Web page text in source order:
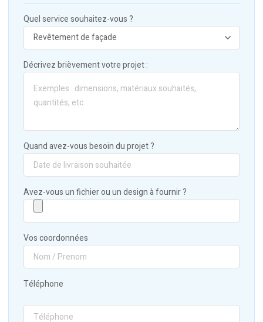
Quel service souhaitez-vous ?
Décrivez brièvement votre projet :
Quand avez-vous besoin du projet ?
Avez-vous un fichier ou un design à fournir ?
Vos coordonnées
Téléphone